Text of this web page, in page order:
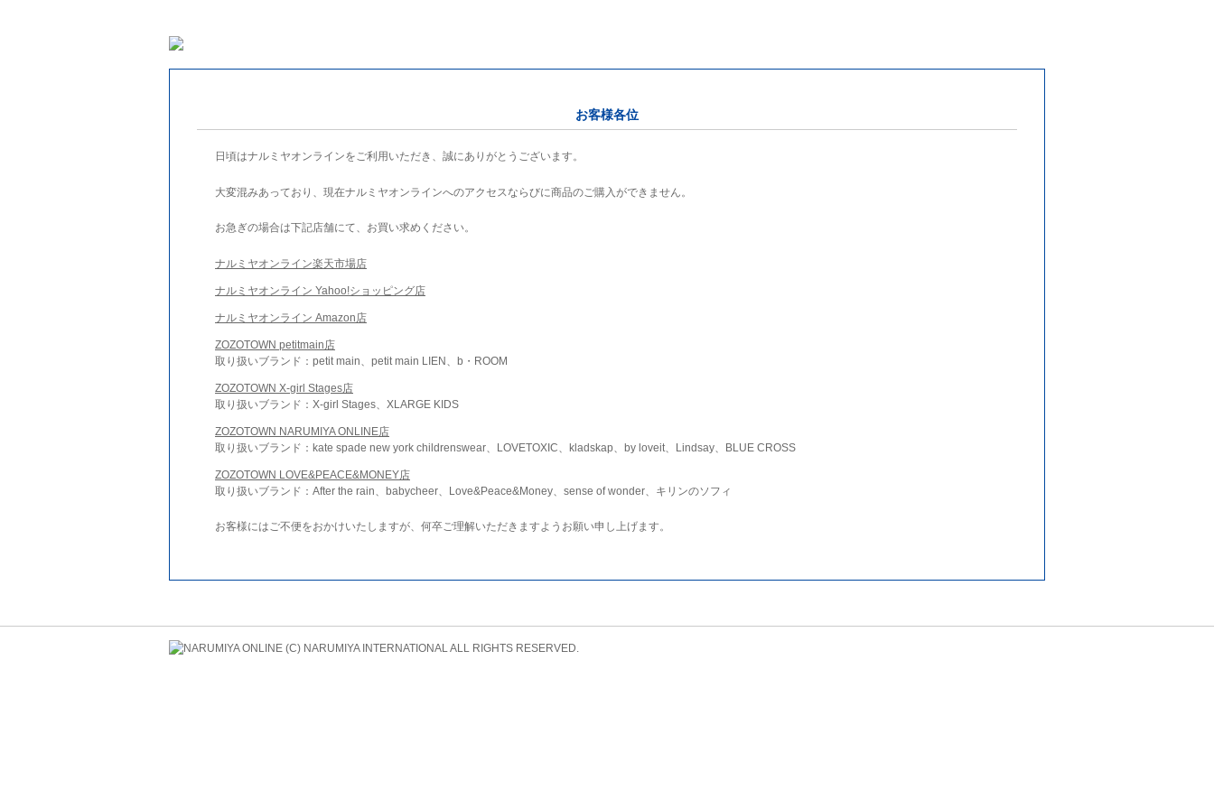
お客様各位
日頃はナルミヤオンラインをご利用いただき、誠にありがとうございます。
大変混みあっており、現在ナルミヤオンラインへのアクセスならびに商品のご購入ができません。
お急ぎの場合は下記店舗にて、お買い求めください。
ナルミヤオンライン楽天市場店
ナルミヤオンライン Yahoo!ショッピング店
ナルミヤオンライン Amazon店
ZOZOTOWN petitmain店
取り扱いブランド：petit main、petit main LIEN、b・ROOM
ZOZOTOWN X-girl Stages店
取り扱いブランド：X-girl Stages、XLARGE KIDS
ZOZOTOWN NARUMIYA ONLINE店
取り扱いブランド：kate spade new york childrenswear、LOVETOXIC、kladskap、by loveit、Lindsay、BLUE CROSS
ZOZOTOWN LOVE&PEACE&MONEY店
取り扱いブランド：After the rain、babycheer、Love&Peace&Money、sense of wonder、キリンのソフィ
お客様にはご不便をおかけいたしますが、何卒ご理解いただきますようお願い申し上げます。